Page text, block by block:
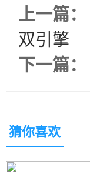
上一篇：
双引擎
下一篇：
猜你喜欢